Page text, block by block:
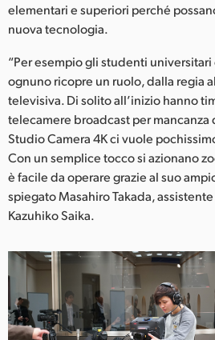
elementari e superiori perché
nuova tecnologia.
“Per esempio gli studenti
ognuno ricopre un ruolo, dalla regia
televisiva. Di solito all’inizio hanno
telecamere broadcast per mancanza
Studio Camera 4K ci vuole
Con un semplice tocco si azionano
è facile da operare grazie al suo
spiegato Masahiro Takada,
Kazuhiko Saika.